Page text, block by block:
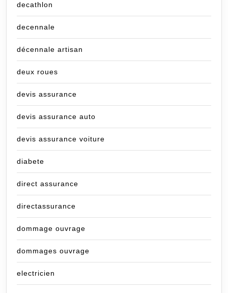
decathlon
decennale
décennale artisan
deux roues
devis assurance
devis assurance auto
devis assurance voiture
diabete
direct assurance
directassurance
dommage ouvrage
dommages ouvrage
electricien